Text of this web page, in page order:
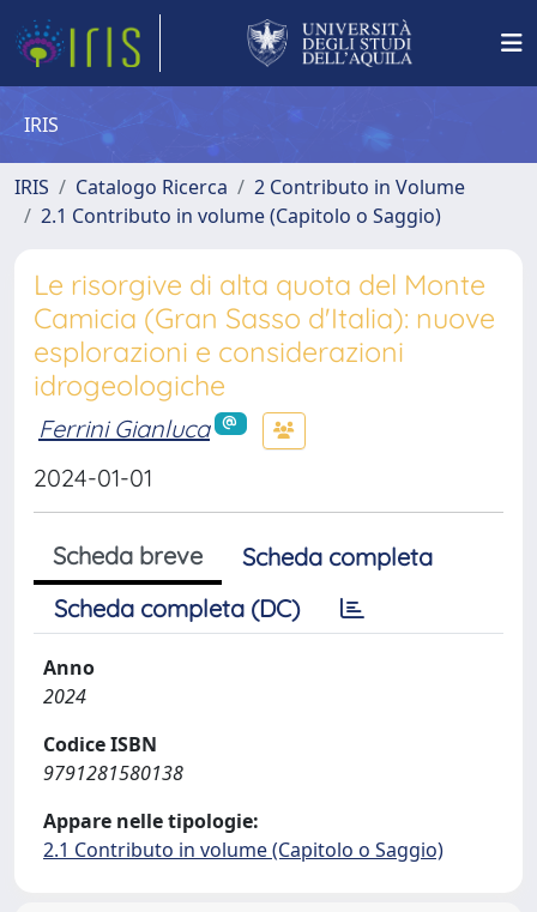
IRIS
IRIS Catalogo Ricerca
2 Contributo in Volume
2.1 Contributo in volume (Capitolo o Saggio)
Le risorgive di alta quota del Monte
Camicia (Gran Sasso d'Italia): nuove
esplorazioni e considerazioni
idrogeologiche
Ferrini Gianluca
2024-01-01
Scheda breve
Scheda completa
Scheda completa (DC)
Anno
2024
Codice ISBN
9791281580138
Appare nelle tipologie:
2.1 Contributo in volume (Capitolo o Saggio)